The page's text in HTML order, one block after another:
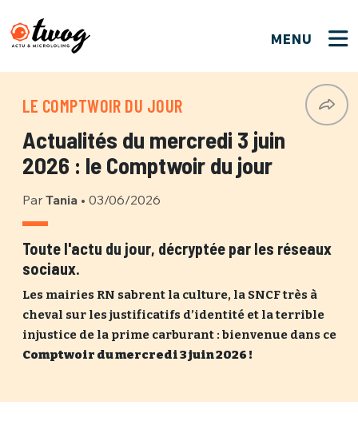
MENU
LE COMPTWOIR DU JOUR
Actualités du mercredi 3 juin
2026 : le Comptwoir du jour
Par Tania • 03/06/2026
Toute l'actu du jour, décryptée par les réseaux
sociaux.
Les mairies RN sabrent la culture, la SNCF très à
cheval sur les justificatifs d’identité et la terrible
injustice de la prime carburant : bienvenue dans ce
Comptwoir du mercredi 3 juin 2026 !
PSEUDO*
EMAIL*
PASSWORD
Connexion
PSEUDO
CONNEXION
FERMER
VOTRE PARTICIPATION
Que souhaitez-vous proposer ?
Quelques tweets
C'EST PARTI
Ma propre sélection
M'INSCRIRE
ME CONNECTER
Un Thread